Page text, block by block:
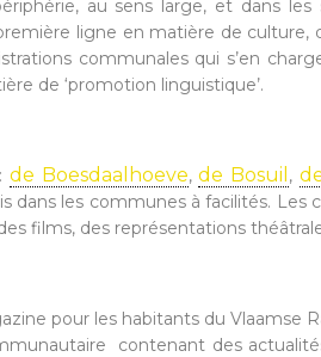
au sens large, et dans
ligne en matière de
communales qui s’en
de ‘promotion linguistique’.
de Boesdaalhoeve,de Bosuil ,
dans les communes à facilités.
films, des représentations
pour les habitants du Vlaamse
contenant des